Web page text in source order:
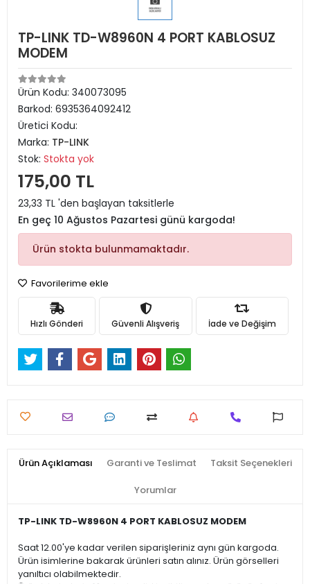
TP-LINK TD-W8960N 4 PORT KABLOSUZ
MODEM
Ürün Kodu: 340073095
Barkod: 6935364092412
Üretici Kodu:
Marka: TP-LINK
Stok: Stokta yok
175,00 TL
23,33 TL 'den başlayan taksitlerle
En geç 10 Ağustos Pazartesi günü kargoda!
Ürün stokta bulunmamaktadır.
Favorilerime ekle
Hızlı Gönderi Güvenli Alışveriş İade ve Değişim
Ürün Açıklaması Garanti ve Teslimat Taksit Seçenekleri
Yorumlar
TP-LINK TD-W8960N 4 PORT KABLOSUZ MODEM
Saat 12.00'ye kadar verilen siparişleriniz aynı gün kargoda.
Ürün isimlerine bakarak ürünleri satın alınız. Ürün görselleri
yanıltıcı olabilmektedir.